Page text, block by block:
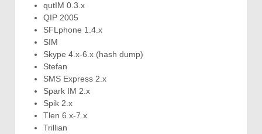
qutIM 0.3.x
QIP 2005
SFLphone 1.4.x
SIM
Skype 4.x-6.x (hash dump)
Stefan
SMS Express 2.x
Spark IM 2.x
Spik 2.x
Tlen 6.x-7.x
Trillian